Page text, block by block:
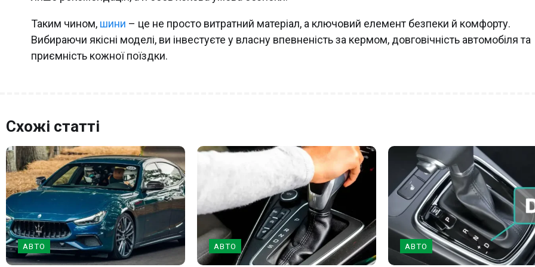
Таким чином, шини – це не просто витратний матеріал, а ключовий елемент безпеки й комфорту.
Вибираючи якісні моделі, ви інвестуєте у власну впевненість за кермом, довговічність автомобіля та
приємність кожної поїздки.
Схожі статті
АВТО АВТО АВТО